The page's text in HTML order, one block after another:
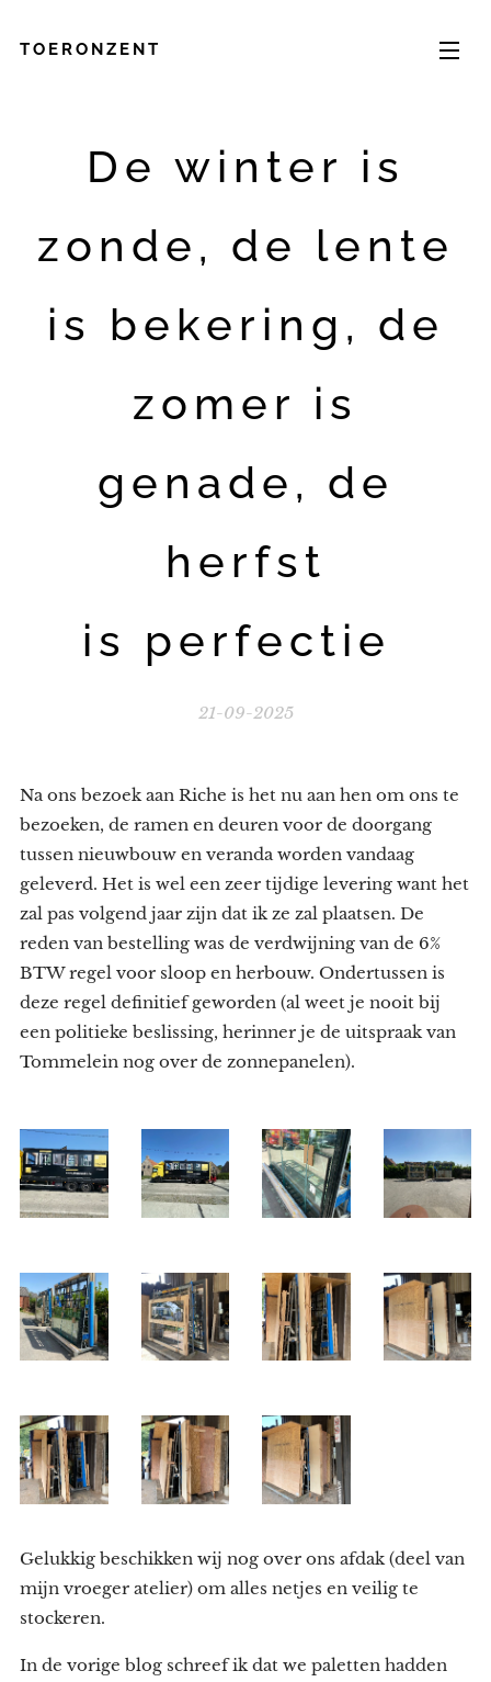
TOERONZENT
De winter is
zonde, de lente
is bekering, de
zomer is
genade, de
herfst
is perfectie
21-09-2025
Na ons bezoek aan Riche is het nu aan hen om ons te
bezoeken, de ramen en deuren voor de doorgang
tussen nieuwbouw en veranda worden vandaag
geleverd. Het is wel een zeer tijdige levering want het
zal pas volgend jaar zijn dat ik ze zal plaatsen. De
reden van bestelling was de verdwijning van de 6%
BTW regel voor sloop en herbouw. Ondertussen is
deze regel definitief geworden (al weet je nooit bij
een politieke beslissing, herinner je de uitspraak van
Tommelein nog over de zonnepanelen).
Gelukkig beschikken wij nog over ons afdak (deel van
mijn vroeger atelier) om alles netjes en veilig te
stockeren.
In de vorige blog schreef ik dat we paletten hadden